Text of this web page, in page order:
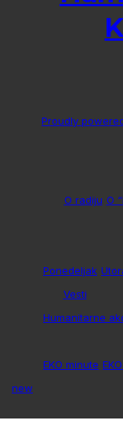
Proudly
O radiju O
Ponedeljak
Vesti
Humanitarne
EKO minute
new